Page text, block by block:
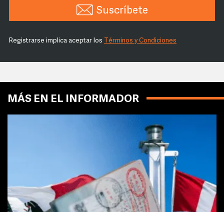
Suscríbete
Registrarse implica aceptar los Términos y Condiciones
MÁS EN EL INFORMADOR